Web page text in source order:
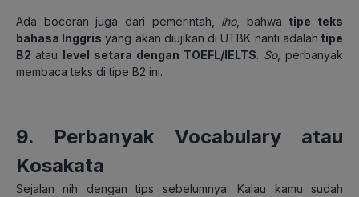
Ada bocoran juga dari pemerintah, lho, bahwa tipe teks
bahasa Inggris yang akan diujikan di UTBK nanti adalah tipe
B2 atau level setara dengan TOEFL/IELTS. So, perbanyak
membaca teks di tipe B2 ini.
9. Perbanyak Vocabulary atau
Kosakata
Sejalan nih dengan tips sebelumnya. Kalau kamu sudah